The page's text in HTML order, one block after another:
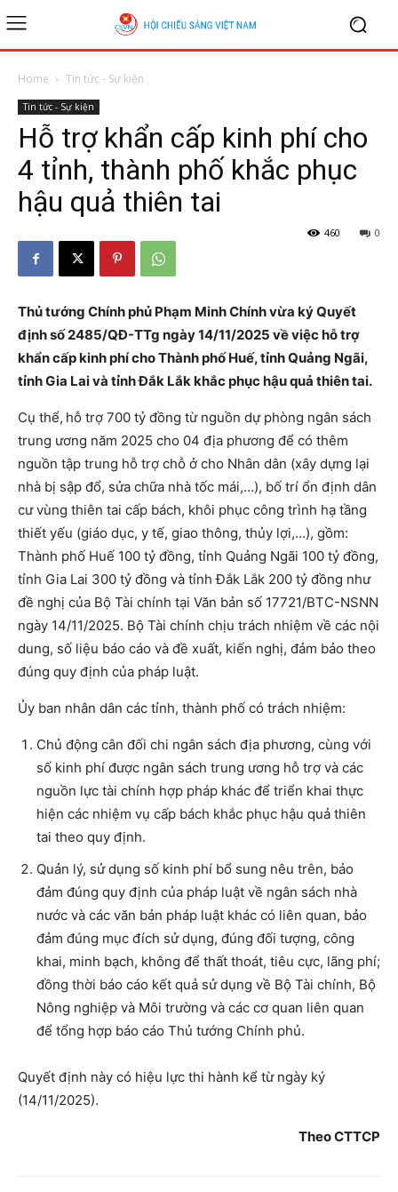
Home Tin tức - Sự kiện
Tin tức - Sự kiện
Hỗ trợ khẩn cấp kinh phí cho
4 tỉnh, thành phố khắc phục
hậu quả thiên tai
0
460
Thủ tướng Chính phủ Phạm Minh Chính vừa ký Quyết
định số 2485/QĐ-TTg ngày 14/11/2025 về việc hỗ trợ
khẩn cấp kinh phí cho Thành phố Huế, tỉnh Quảng Ngãi,
tỉnh Gia Lai và tỉnh Đắk Lắk khắc phục hậu quả thiên tai.
Cụ thể, hỗ trợ 700 tỷ đồng từ nguồn dự phòng ngân sách
trung ương năm 2025 cho 04 địa phương để có thêm
nguồn tập trung hỗ trợ chỗ ở cho Nhân dân (xây dựng lại
nhà bị sập đổ, sửa chữa nhà tốc mái,…), bố trí ổn định dân
cư vùng thiên tai cấp bách, khôi phục công trình hạ tầng
thiết yếu (giáo dục, y tế, giao thông, thủy lợi,…), gồm:
Thành phố Huế 100 tỷ đồng, tỉnh Quảng Ngãi 100 tỷ đồng,
tỉnh Gia Lai 300 tỷ đồng và tỉnh Đắk Lắk 200 tỷ đồng như
đề nghị của Bộ Tài chính tại Văn bản số 17721/BTC-NSNN
ngày 14/11/2025. Bộ Tài chính chịu trách nhiệm về các nội
dung, số liệu báo cáo và đề xuất, kiến nghị, đảm bảo theo
đúng quy định của pháp luật.
Ủy ban nhân dân các tỉnh, thành phố có trách nhiệm:
Chủ động cân đối chi ngân sách địa phương, cùng với
số kinh phí được ngân sách trung ương hỗ trợ và các
nguồn lực tài chính hợp pháp khác để triển khai thực
hiện các nhiệm vụ cấp bách khắc phục hậu quả thiên
tai theo quy định.
Quản lý, sử dụng số kinh phí bổ sung nêu trên, bảo
đảm đúng quy định của pháp luật về ngân sách nhà
nước và các văn bản pháp luật khác có liên quan, bảo
đảm đúng mục đích sử dụng, đúng đối tượng, công
khai, minh bạch, không để thất thoát, tiêu cực, lãng phí;
đồng thời báo cáo kết quả sử dụng về Bộ Tài chính, Bộ
Nông nghiệp và Môi trường và các cơ quan liên quan
để tổng hợp báo cáo Thủ tướng Chính phủ.
Quyết định này có hiệu lực thi hành kể từ ngày ký
(14/11/2025).
Theo CTTCP